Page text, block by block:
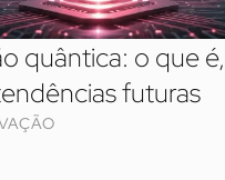
quântica: o que
futuras